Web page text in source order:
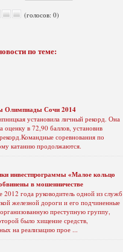
(голосов: 0)
по теме:
Олимпиады Сочи 2014
установила личный рекорд. Она
оценку в 72,90 баллов, установив
соревнования по
катанию продолжаются.
инвестпрограммы «Малое кольцо
в мошенничестве
2012 года руководитель одной из служб
железной дороги и его подчиненные
преступную группу,
было хищение средств,
на реализацию прое ...